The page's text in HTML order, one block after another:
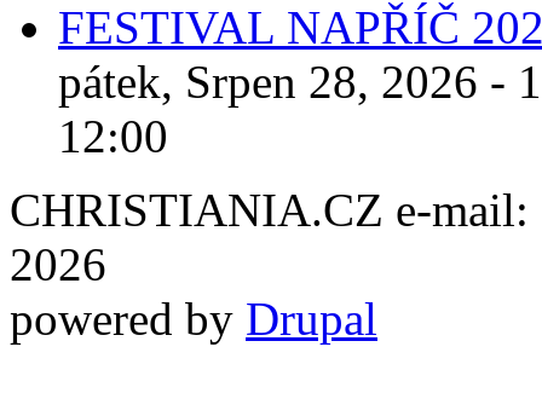
FESTIVAL NAPŘÍČ
pátek, Srpen 28, 2026 -
12:00
CHRISTIANIA.CZ e-mail:
2026
powered by Drupal